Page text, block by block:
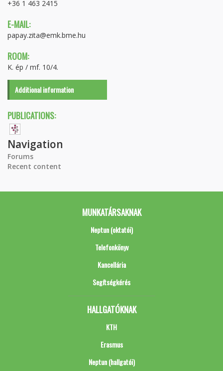
+36 1 463 2415
E-MAIL:
papay.zita@emk.bme.hu
ROOM:
K. ép / mf. 10/4.
Additional information
PUBLICATIONS:
Navigation
Forums
Recent content
MUNKATÁRSAKNAK
Neptun (oktatói)
Telefonkönyv
Kancellária
Segítségkérés
HALLGATÓKNAK
KTH
Erasmus
Neptun (hallgatói)